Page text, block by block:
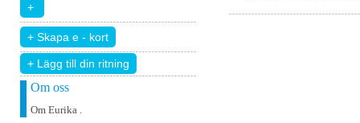
+ Lägg till din ritning
Om oss
Om Eurika .